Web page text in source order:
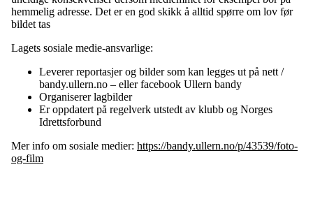
hemmelig adresse. Det er en god skikk å alltid spørre om lov før
bildet tas
Lagets sosiale medie-ansvarlige:
Leverer reportasjer og bilder som kan legges ut på nett /
bandy.ullern.no – eller facebook Ullern bandy
Organiserer lagbilder
Er oppdatert på regelverk utstedt av klubb og Norges
Idrettsforbund
Mer info om sosiale medier: https://bandy.ullern.no/p/43539/foto-
og-film